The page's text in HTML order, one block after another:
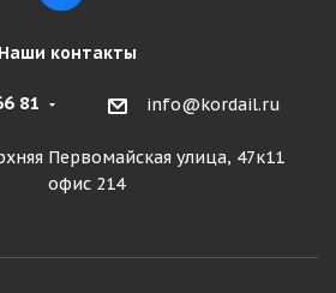
Наши контакты
81 info@kordail.ru
Первомайская улица, 47к11
офис 214